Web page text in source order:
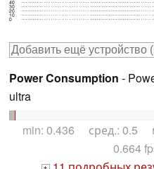
0
10
20
30
40
Power Consumption -
ultra
min: 0.436 сред.: 0.5
0.664